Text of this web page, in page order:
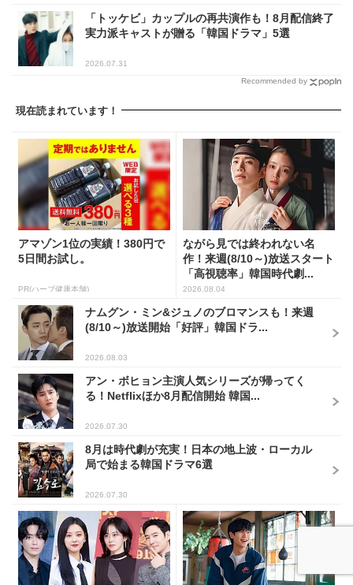
「トッケビ」カップルの再共演作も！8月配信終了
実力派キャストが贈る「韓国ドラマ」5選
2026.07.31
Recommended by
現在読まれています！
アマゾン1位の実績！380円で
5日間お試し。
PR(ハーブ健康本舗)
ながら見では終われない名
作！来週(8/10～)放送スタート
「高視聴率」韓国時代劇...
2026.08.04
ナムグン・ミン&ジュノのブロマンスも！来週
(8/10～)放送開始「好評」韓国ドラ...
2026.08.03
アン・ボヒョン主演人気シリーズが帰ってく
る！Netflixほか8月配信開始 韓国...
2026.07.30
8月は時代劇が充実！日本の地上波・ローカル
局で始まる韓国ドラマ6選
2026.07.30